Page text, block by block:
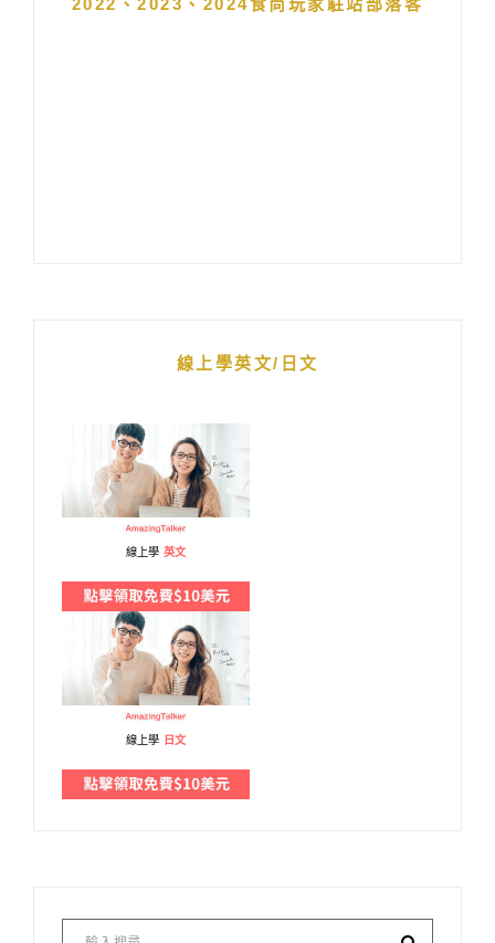
2022、2023、2024食尚玩家駐站部落客
線上學英文/日文
線上學 英文
線上學 日文